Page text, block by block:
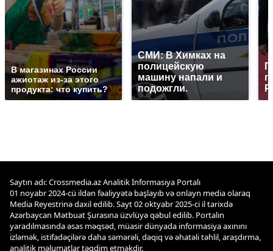
В магазинах России
ажиотаж из-за этого
продукта: что купить?
СМИ: В Химках на
полицейскую
машину напали и
подожгли.
Saytın adı: Crossmedia.az Analitik İnformasiya Portalı
01 noyabr 2024-cü ildən fəaliyyətə başlayıb və onlayn media olaraq
Media Reyestrinə daxil edilib. Sayt 02 oktyabr 2025-ci il tarixdə
Azərbaycan Mətbuat Şurasına üzvlüyə qəbul edilib. Portalın
yaradılmasında əsas məqsəd, müasir dünyada informasiya axınını
izləmək, istifadəçilərə daha səmərəli, dəqiq və əhatəli təhlil, araşdırma,
analitik məlumatlar təqdim etməkdir.